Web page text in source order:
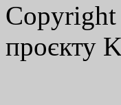
Copyright
проєкту